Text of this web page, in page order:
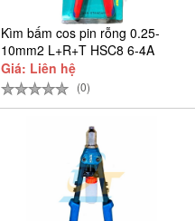
Kìm bấm cos pin rỗng 0.25-
10mm2 L+R+T HSC8 6-4A
Giá: Liên hệ
(0)